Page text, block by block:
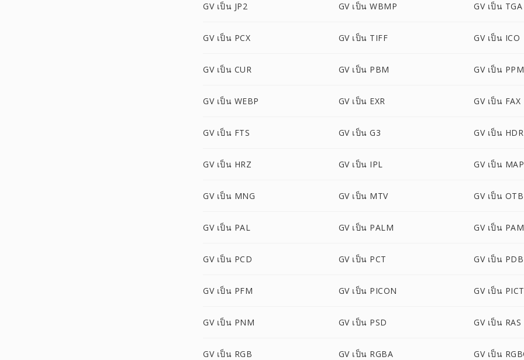
GV เป็น JP2 GV เป็น WBMP GV เป็น TGA
GV เป็น PCX GV เป็น TIFF GV เป็น ICO
GV เป็น CUR GV เป็น PBM GV เป็น PPM
GV เป็น WEBP GV เป็น EXR GV เป็น FAX
GV เป็น FTS GV เป็น G3 GV เป็น HDR
GV เป็น HRZ GV เป็น IPL GV เป็น MAP
GV เป็น MNG GV เป็น MTV GV เป็น OTB
GV เป็น PAL GV เป็น PALM GV เป็น PAM
GV เป็น PCD GV เป็น PCT GV เป็น PDB
GV เป็น PFM GV เป็น PICON GV เป็น PICT
GV เป็น PNM GV เป็น PSD GV เป็น RAS
GV เป็น RGB GV เป็น RGBA GV เป็น